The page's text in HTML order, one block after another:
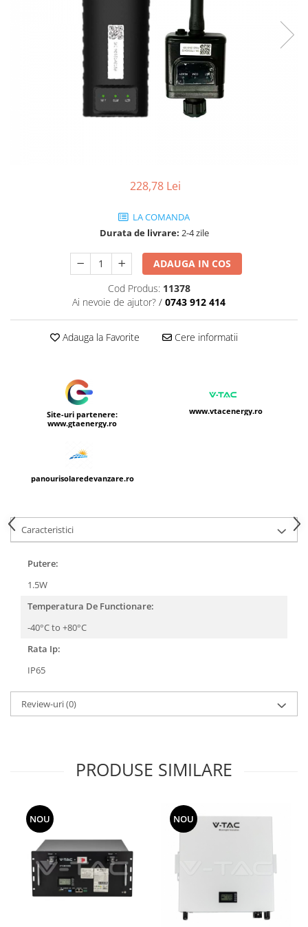
228,78 Lei
LA COMANDA
Durata de livrare: 2-4 zile
ADAUGA IN COS
Cod Produs: 11378
Ai nevoie de ajutor? / 0743 912 414
Adauga la Favorite Cere informatii
Site-uri partenere:
www.gtaenergy.ro
www.vtacenergy.ro
panourisolaredevanzare.ro
Caracteristici
Putere:
1.5W
Temperatura De Functionare:
-40°C to +80°C
Rata Ip:
IP65
Review-uri(0)
PRODUSE SIMILARE
NOU NOU